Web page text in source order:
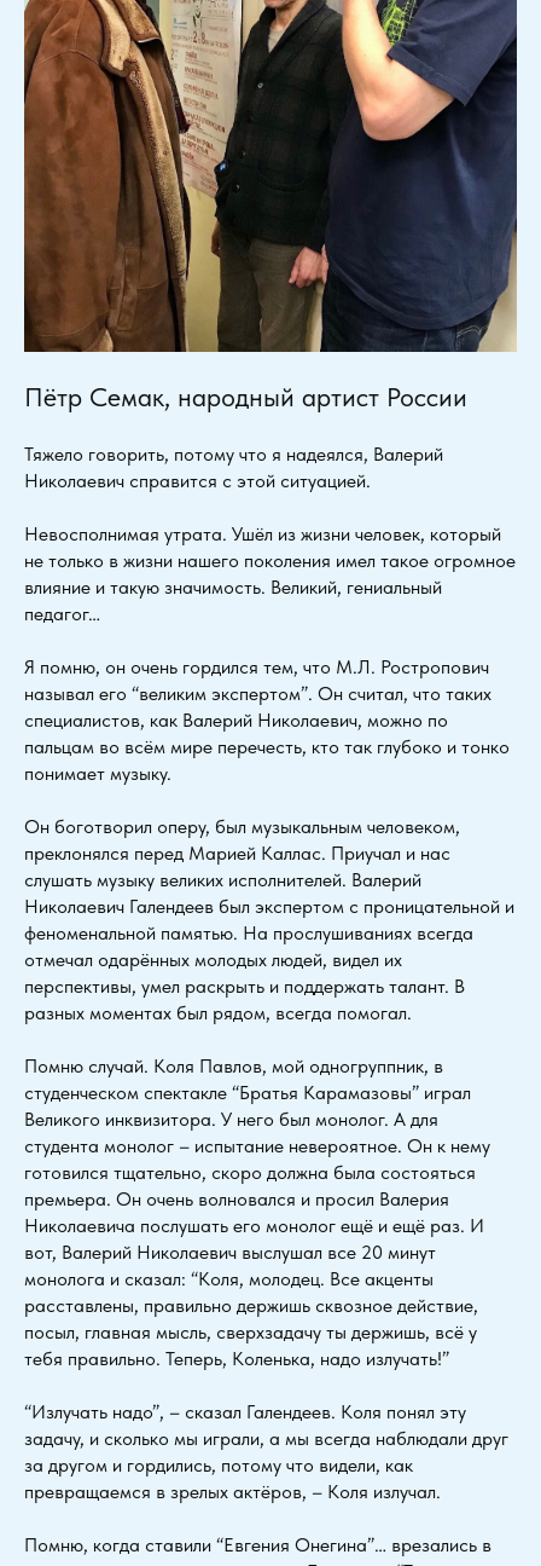
Пётр Семак, народный артист России
Тяжело говорить, потому что я надеялся, Валерий
Николаевич справится с этой ситуацией.
Невосполнимая утрата. Ушёл из жизни человек, который
не только в жизни нашего поколения имел такое огромное
влияние и такую значимость. Великий, гениальный
педагог…
Я помню, он очень гордился тем, что М.Л. Ростропович
называл его “великим экспертом”. Он считал, что таких
специалистов, как Валерий Николаевич, можно по
пальцам во всём мире перечесть, кто так глубоко и тонко
понимает музыку.
Он боготворил оперу, был музыкальным человеком,
преклонялся перед Марией Каллас. Приучал и нас
слушать музыку великих исполнителей. Валерий
Николаевич Галендеев был экспертом с проницательной и
феноменальной памятью. На прослушиваниях всегда
отмечал одарённых молодых людей, видел их
перспективы, умел раскрыть и поддержать талант. В
разных моментах был рядом, всегда помогал.
Помню случай. Коля Павлов, мой одногруппник, в
студенческом спектакле “Братья Карамазовы” играл
Великого инквизитора. У него был монолог. А для
студента монолог – испытание невероятное. Он к нему
готовился тщательно, скоро должна была состояться
премьера. Он очень волновался и просил Валерия
Николаевича послушать его монолог ещё и ещё раз. И
вот, Валерий Николаевич выслушал все 20 минут
монолога и сказал: “Коля, молодец. Все акценты
расставлены, правильно держишь сквозное действие,
посыл, главная мысль, сверхзадачу ты держишь, всё у
тебя правильно. Теперь, Коленька, надо излучать!”
“Излучать надо”, – сказал Галендеев. Коля понял эту
задачу, и сколько мы играли, а мы всегда наблюдали друг
за другом и гордились, потому что видели, как
превращаемся в зрелых актёров, – Коля излучал.
Помню, когда ставили “Eвгения Онегина”… врезались в